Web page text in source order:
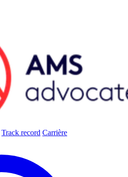
Track record Carrière